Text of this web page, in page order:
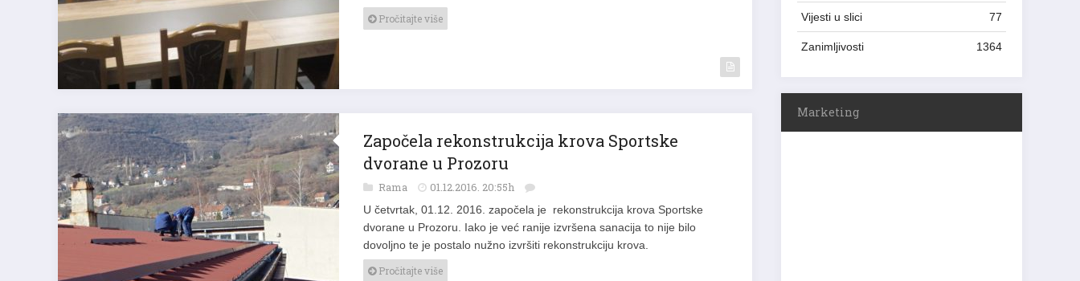
Pročitajte više
Započela rekonstrukcija krova Sportske
dvorane u Prozoru
Rama 01.12.2016. 20:55h
U četvrtak, 01.12. 2016. započela je rekonstrukcija krova Sportske
dvorane u Prozoru. Iako je već ranije izvršena sanacija to nije bilo
dovoljno te je postalo nužno izvršiti rekonstrukciju krova.
Pročitajte više
Vijesti u slici 77
Zanimljivosti 1364
Marketing